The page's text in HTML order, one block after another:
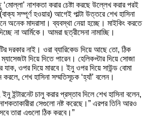
নাশকতা করার চেষ্টা করছে উল্লেখ করার পরই
সম্পূর্ণ হওয়ার) আগেই পাল্টা উত্তরে শেখ হাসিনা
অনেক মাদরাসা। ব্যবস্থা নেয়া হচ্ছে। মাইকিং করতে
না আর্মিকে। আমরা ছত্রীসেনা নামাচ্ছি।
দরকার নাই। ওরা ব্যারিকেড দিয়ে আছে তো, ঠিক
দিয়ে দিতে পারেন। হেলিকপ্টার দিয়ে সোজা
যাক, ওপর দিয়ে মারবে। ইনু ওপর দিয়ে সাউন্ড বোমা
করলে, শেখ হাসিনা সম্মতিসূচক ‘হ্যাঁ’ বলেন।
চালু করার প্রস্তাব দিলে শেখ হাসিনা বলেন,
সেগুলো নষ্ট করেছে।” এরপর তিনি আরও
তারা এগুলো ঠিক করবে।”